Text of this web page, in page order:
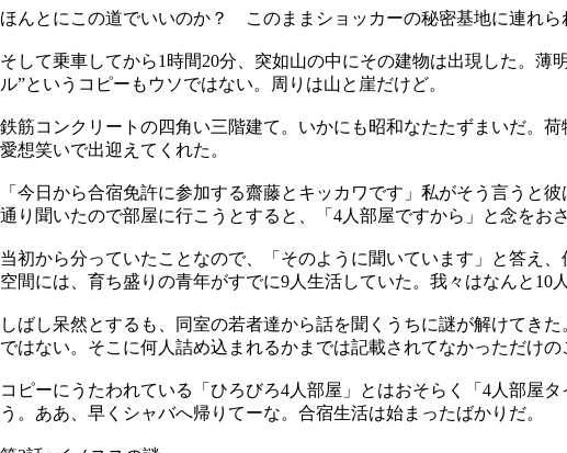
ほんとにこの道でいいのか？ このままショッカーの秘密基地に連れら
そして乗車してから1時間20分、突如山の中にその建物は出現した。
ル”というコピーもウソではない。周りは山と崖だけど。
鉄筋コンクリートの四角い三階建て。いかにも昭和なたたずまいだ。
愛想笑いで出迎えてくれた。
「今日から合宿免許に参加する齋藤とキッカワです」私がそう言うと
通り聞いたので部屋に行こうとすると、「4人部屋ですから」と念をおさ
当初から分っていたことなので、「そのように聞いています」と答え
空間には、育ち盛りの青年がすでに9人生活していた。我々はなんと10
しばし呆然とするも、同室の若者達から話を聞くうちに謎が解けてき
ではない。そこに何人詰め込まれるかまでは記載されてなかっただけの
コピーにうたわれている「ひろびろ4人部屋」とはおそらく「4人部屋
う。ああ、早くシャバへ帰りてーな。合宿生活は始まったばかりだ。